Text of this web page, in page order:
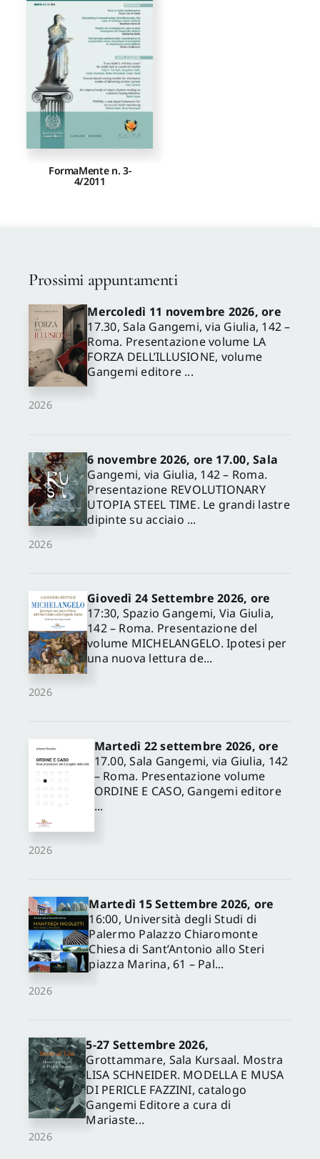
Proposte di pubblicazione
Gangemi Editore
Newsletter
FormaMente n. 3-
4/2011
Prossimi appuntamenti
2026
Mercoledì 11 novembre 2026, ore
17.30, Sala Gangemi, via Giulia, 142 –
Roma. Presentazione volume LA
FORZA DELL’ILLUSIONE, volume
Gangemi editore ...
2026
6 novembre 2026, ore 17.00, Sala
Gangemi, via Giulia, 142 – Roma.
Presentazione REVOLUTIONARY
UTOPIA STEEL TIME. Le grandi lastre
dipinte su acciaio ...
2026
Giovedì 24 Settembre 2026, ore
17:30, Spazio Gangemi, Via Giulia,
142 – Roma. Presentazione del
volume MICHELANGELO. Ipotesi per
una nuova lettura de...
2026
Martedì 22 settembre 2026, ore
17.00, Sala Gangemi, via Giulia, 142
– Roma. Presentazione volume
ORDINE E CASO, Gangemi editore
...
2026
Martedì 15 Settembre 2026, ore
16:00, Università degli Studi di
Palermo Palazzo Chiaromonte
Chiesa di Sant’Antonio allo Steri
piazza Marina, 61 – Pal...
2026
5-27 Settembre 2026,
Grottammare, Sala Kursaal. Mostra
LISA SCHNEIDER. MODELLA E MUSA
DI PERICLE FAZZINI, catalogo
Gangemi Editore a cura di
Mariaste...